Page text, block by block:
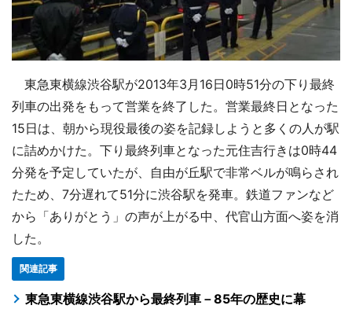
東急東横線渋谷駅が2013年3月16日0時51分の下り最終
列車の出発をもって営業を終了した。営業最終日となった
15日は、朝から現役最後の姿を記録しようと多くの人が駅
に詰めかけた。下り最終列車となった元住吉行きは0時44
分発を予定していたが、自由が丘駅で非常ベルが鳴らされ
たため、7分遅れて51分に渋谷駅を発車。鉄道ファンなど
から「ありがとう」の声が上がる中、代官山方面へ姿を消
した。
関連記事
東急東横線渋谷駅から最終列車－85年の歴史に幕